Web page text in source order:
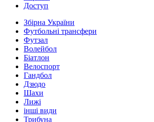
Доступ
Збірна України
Футбольні трансфери
Футзал
Волейбол
Біатлон
Велоспорт
Гандбол
Дзюдо
Шахи
Лижі
інші види
Трибуна